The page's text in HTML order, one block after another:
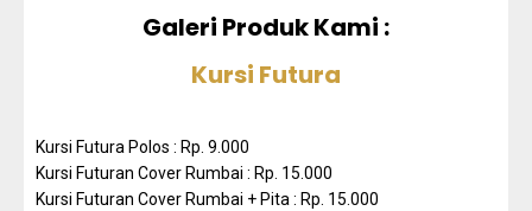
Galeri Produk Kami :
Kursi Futura
Kursi Futura Polos : Rp. 9.000
Kursi Futuran Cover Rumbai : Rp. 15.000
Kursi Futuran Cover Rumbai + Pita : Rp. 15.000